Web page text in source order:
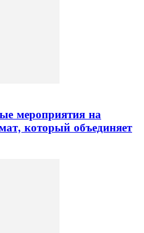
мероприятия на
который объединяет